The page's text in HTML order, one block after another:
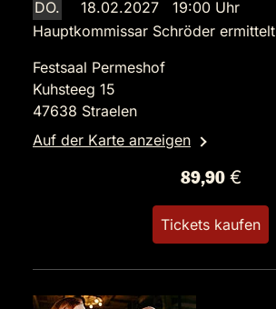
DO.
18.02.2027 19:00 Uhr
Hauptkommissar Schröder ermittelt
Festsaal Permeshof
Kuhsteeg 15
47638 Straelen
Auf der Karte anzeigen
89,90 €
Tickets kaufen